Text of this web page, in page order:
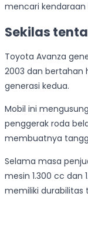
mencari
Sekilas
Toyota Avanza
2003 dan bertahan
generasi kedua.
Mobil ini
penggerak roda
membuatnya
Selama masa
mesin 1.300 cc dan
memiliki durabilitas